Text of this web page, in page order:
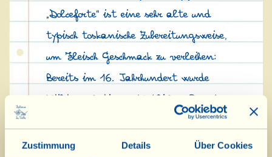
Zustimmung Details Über Cookies
„Dolceforte“ ist eine sehr alte und
typisch toskanische Zubereitungsweise,
um Fleisch Geschmack zu verleihen:
Bereits im 16. Jahrhundert wurde
Wild nach diesem köstlichen Rezept
Anlässen serviert. Das „dolceforte“